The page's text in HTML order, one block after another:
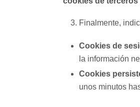
Finalmente,
Cookies de
la información
Cookies
unos minutos